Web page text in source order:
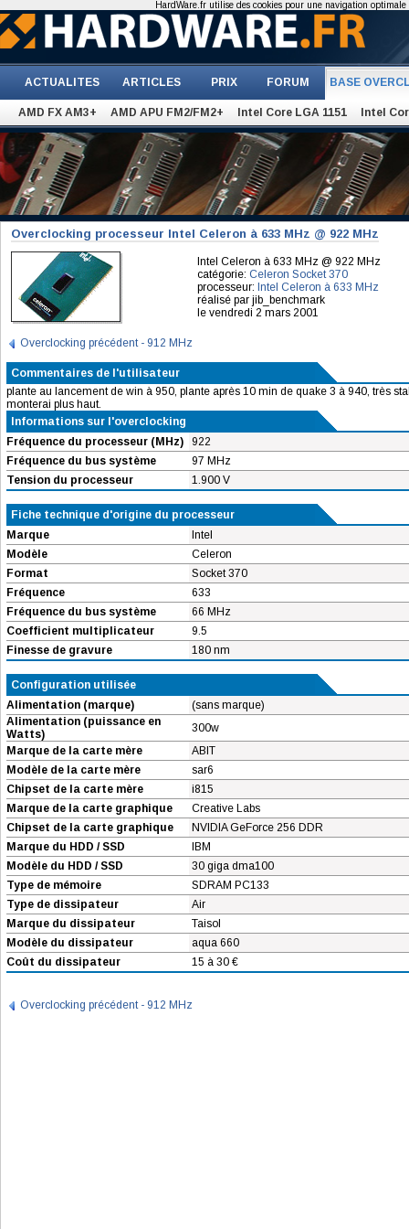
ACTUALITES ARTICLES PRIX FORUM BASE
AMD FX AM3+ AMD APU FM2/FM2+ Intel Core LGA 1151 Intel
Overclocking processeur Intel Celeron à 633 MHz @ 922 MHz
Intel Celeron à 633 MHz @ 922 MHz
catégorie: Celeron Socket 370
processeur: Intel Celeron à 633 MHz
réalisé par jib_benchmark
le vendredi 2 mars 2001
Overclocking précédent - 912 MHz
Commentaires de l'utilisateur
plante au lancement de win à 950, plante après 10 min de quake 3 à 940, très
monterai plus haut.
Informations sur l'overclocking
Fréquence du processeur (MHz)
922
Fréquence du bus système
97 MHz
Tension du processeur
1.900 V
Fiche technique d'origine du processeur
Marque
Intel
Modèle
Celeron
Format
Socket 370
Fréquence
633
Fréquence du bus système
66 MHz
Coefficient multiplicateur
9.5
Finesse de gravure
180 nm
Configuration utilisée
Alimentation (marque)
(sans marque)
Alimentation (puissance en
Watts)
300w
Marque de la carte mère
ABIT
Modèle de la carte mère
sar6
Chipset de la carte mère
i815
Marque de la carte graphique
Creative Labs
Chipset de la carte graphique
NVIDIA GeForce 256 DDR
Marque du HDD / SSD
IBM
Modèle du HDD / SSD
30 giga dma100
Type de mémoire
SDRAM PC133
Type de dissipateur
Air
Marque du dissipateur
Taisol
Modèle du dissipateur
aqua 660
Coût du dissipateur
15 à 30 €
Overclocking précédent - 912 MHz
HardWare.fr utilise des cookies pour une navigation